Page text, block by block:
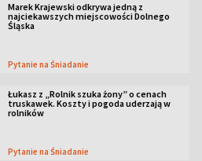
Marek Krajewski odkrywa jedną z
najciekawszych miejscowości Dolnego
Śląska
Pytanie na Śniadanie
Łukasz z „Rolnik szuka żony” o cenach
truskawek. Koszty i pogoda uderzają w
rolników
Pytanie na Śniadanie